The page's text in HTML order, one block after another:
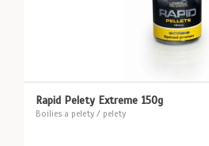
Rapid Pelety Extreme 150g
Boilies a pelety / pelety